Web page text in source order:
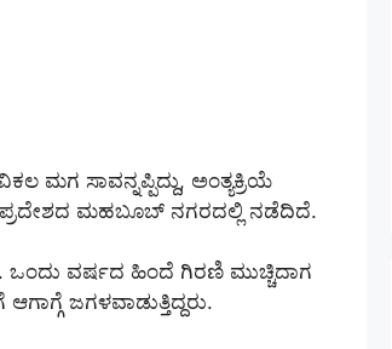
ಮಗ ಸಾವನ್ನಪ್ಪಿದ್ದು, ಅಂತ್ಯಕ್ರಿಯೆ
ಮಹಬೂಬ್ ನಗರದಲ್ಲಿ ನಡೆದಿದೆ.
ಒಂದು ವರ್ಷದ ಹಿಂದೆ ಗಿರಣಿ ಮುಚ್ಚಿದಾಗ
ಜಗಳವಾಡುತ್ತಿದ್ದರು.